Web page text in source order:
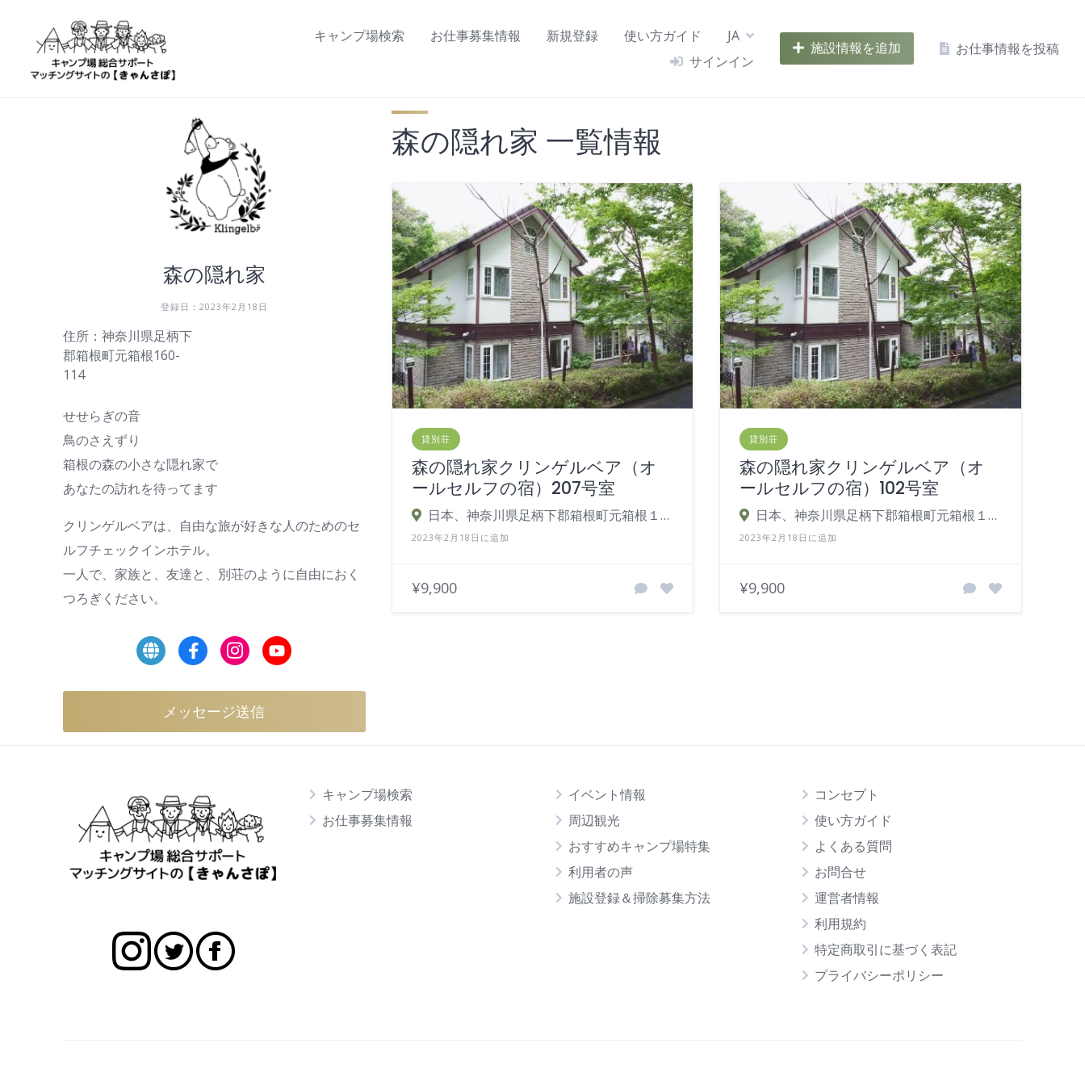
content
キャンプ場検索 お仕事募集情報 新規登録 使い方ガイド
JA
サインイン
施設情報を追加 お仕事情報を投稿
森の隠れ家
登録日：2023年2月18日
住所：神奈川県足柄下
郡箱根町元箱根160-
114
せせらぎの音
鳥のさえずり
箱根の森の小さな隠れ家で
あなたの訪れを待ってます
クリンゲルベアは、自由な旅が好きな人のためのセ
ルフチェックインホテル。
一人で、家族と、友達と、別荘のように自由におく
つろぎください。
メッセージ送信
森の隠れ家 一覧情報
貸別荘
森の隠れ家クリンゲルベア（オ
ールセルフの宿）207号室
日本、神奈川県足柄下郡箱根町元箱根１６０−１１４
2023年2月18日に追加
¥9,900
貸別荘
森の隠れ家クリンゲルベア（オ
ールセルフの宿）102号室
日本、神奈川県足柄下郡箱根町元箱根１６０−１１４
2023年2月18日に追加
¥9,900
キャンプ場検索
お仕事募集情報
イベント情報
周辺観光
おすすめキャンプ場特集
利用者の声
施設登録＆掃除募集方法
コンセプト
使い方ガイド
よくある質問
お問合せ
運営者情報
利用規約
特定商取引に基づく表記
プライバシーポリシー